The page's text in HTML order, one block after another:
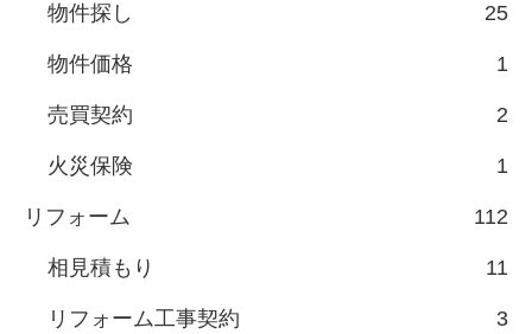
物件探し 25
物件価格 1
売買契約 2
火災保険 1
リフォーム 112
相見積もり 11
リフォーム工事契約 3